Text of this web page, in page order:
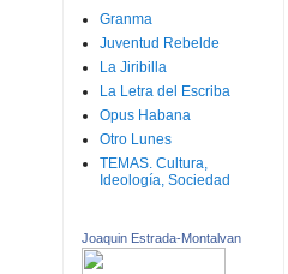
Granma
Juventud Rebelde
La Jiribilla
La Letra del Escriba
Opus Habana
Otro Lunes
TEMAS. Cultura,
Ideología, Sociedad
Joaquin Estrada-Montalvan